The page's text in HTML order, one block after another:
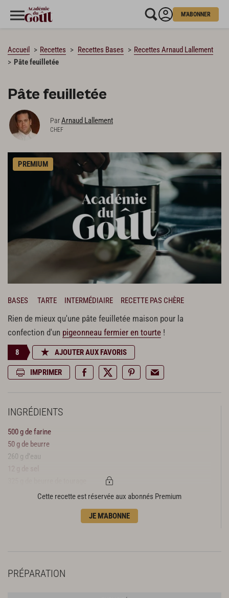
M'ABONNER
Accueil Recettes Recettes Bases
Recettes Arnaud Lallement
Pâte feuilletée
Pâte feuilletée
ParArnaud Lallement
CHEF
PREMIUM
BASES TARTE INTERMÉDIAIRE RECETTE PAS CHÈRE
Rien de mieux qu'une pâte feuilletée maison pour la
confection d'un pigeonneau fermier en tourte !
8 AJOUTER AUX FAVORIS
IMPRIMER
INGRÉDIENTS
500 g de farine
50 g de beurre
260 g d’eau
12 g de sel
Cette recette est réservée aux abonnés Premium
JE M'ABONNE
PRÉPARATION
CHARGEMENT…